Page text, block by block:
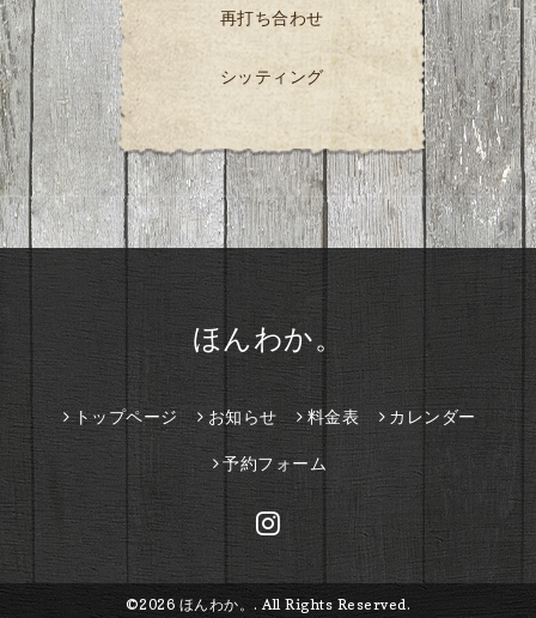
再打ち合わせ
シッティング
ほんわか。
トップページ お知らせ 料金表 カレンダー
予約フォーム
©2026 ほんわか。. All Rights Reserved.